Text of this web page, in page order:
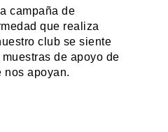
campaña de
que realiza
club se siente
de apoyo de
nos apoyan.